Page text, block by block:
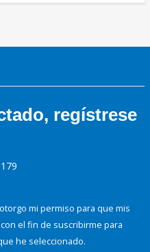
regístrese
mi permiso para que mis
el fin de suscribirme para
he seleccionado.